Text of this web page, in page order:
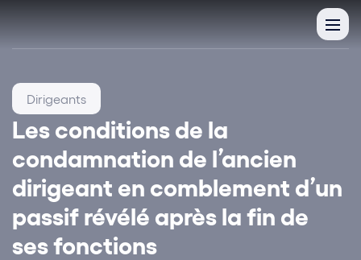
Les conditions de la
condamnation de l’ancien
dirigeant en comblement d’un
passif révélé après la fin de
ses fonctions
Dirigeants